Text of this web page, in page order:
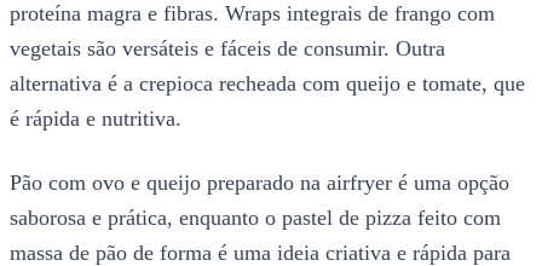
proteína magra e fibras. Wraps integrais de frango com
vegetais são versáteis e fáceis de consumir. Outra
alternativa é a crepioca recheada com queijo e tomate, que
é rápida e nutritiva.
Pão com ovo e queijo preparado na airfryer é uma opção
saborosa e prática, enquanto o pastel de pizza feito com
massa de pão de forma é uma ideia criativa e rápida para